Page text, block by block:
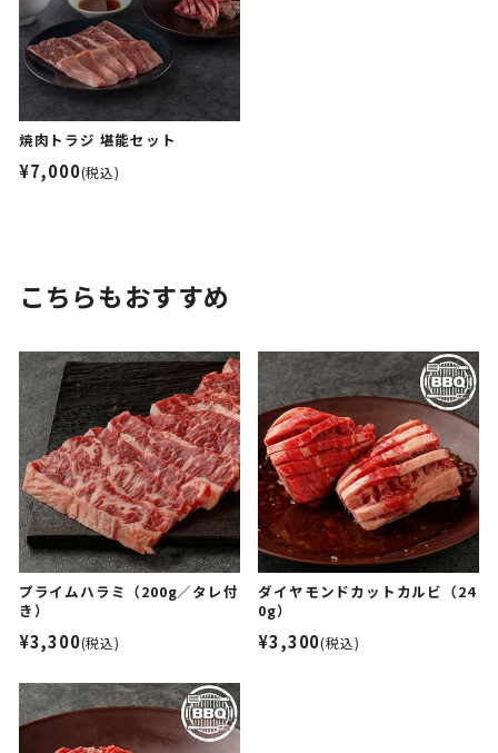
焼肉トラジ 堪能セット
¥7,000(税込)
こちらもおすすめ
プライムハラミ（200g／タレ付
き）
¥3,300(税込)
ダイヤモンドカットカルビ（24
0g）
¥3,300(税込)